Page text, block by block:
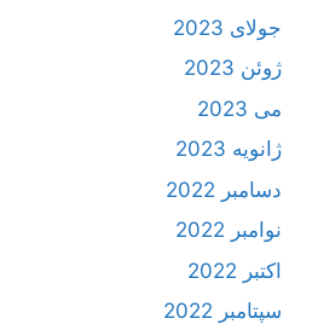
جولای 2023
ژوئن 2023
می 2023
ژانویه 2023
دسامبر 2022
نوامبر 2022
اکتبر 2022
سپتامبر 2022